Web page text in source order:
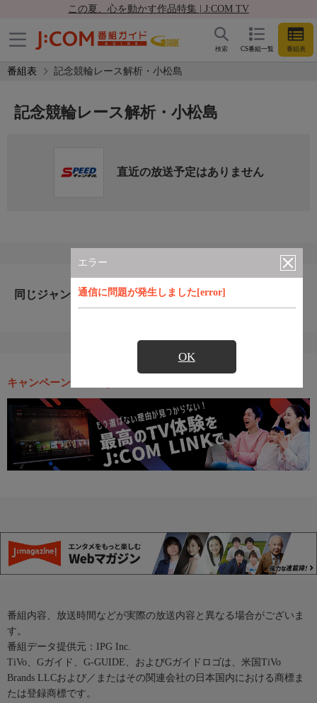
この夏、心を動かす作品特集 | J:COM TV
CS番組一覧 番組表
検索
番組表 記念競輪レース解析・小松島
エラー
通信に問題が発生しました[error]
OK
記念競輪レース解析・小松島
直近の放送予定はありません
同じジャンルのおすすめ番組
キャンペーン・お得な情報
番組内容、放送時間などが実際の放送内容と異なる場合がございま
す。
番組データ提供元：IPG Inc.
TiVo、Gガイド、G-GUIDE、およびGガイドロゴは、米国TiVo
Brands LLCおよび／またはその関連会社の日本国内における商標ま
たは登録商標です。